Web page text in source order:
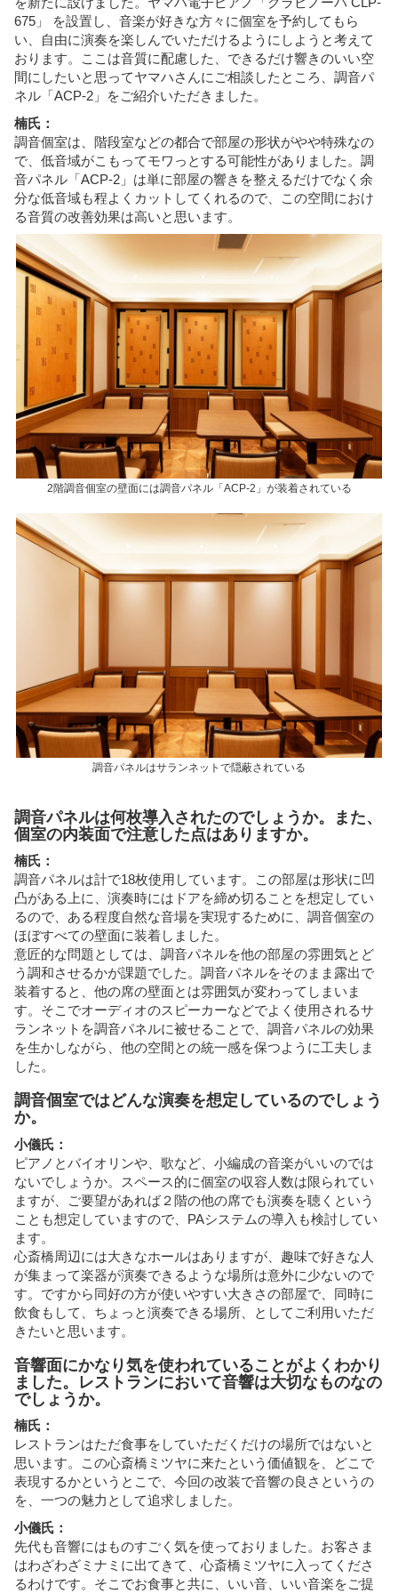
675」 を設置し、音楽が好きな方々に個室を予約してもら
い、自由に演奏を楽しんでいただけるようにしようと考えて
おります。ここは音質に配慮した、できるだけ響きのいい空
間にしたいと思ってヤマハさんにご相談したところ、調音パ
ネル「ACP-2」をご紹介いただきました。
楠氏：
調音個室は、階段室などの都合で部屋の形状がやや特殊なの
で、低音域がこもってモワっとする可能性がありました。調
音パネル「ACP-2」は単に部屋の響きを整えるだけでなく余
分な低音域も程よくカットしてくれるので、この空間におけ
る音質の改善効果は高いと思います。
2階調音個室の壁面には調音パネル「ACP-2」が装着されている
調音パネルはサランネットで隠蔽されている
調音パネルは何枚導入されたのでしょうか。また、
個室の内装面で注意した点はありますか。
楠氏：
調音パネルは計で18枚使用しています。この部屋は形状に凹
凸がある上に、演奏時にはドアを締め切ることを想定してい
るので、ある程度自然な音場を実現するために、調音個室の
ほぼすべての壁面に装着しました。
意匠的な問題としては、調音パネルを他の部屋の雰囲気とど
う調和させるかが課題でした。調音パネルをそのまま露出で
装着すると、他の席の壁面とは雰囲気が変わってしまいま
す。そこでオーディオのスピーカーなどでよく使用されるサ
ランネットを調音パネルに被せることで、調音パネルの効果
を生かしながら、他の空間との統一感を保つように工夫しま
した。
調音個室ではどんな演奏を想定しているのでしょう
か。
小儀氏：
ピアノとバイオリンや、歌など、小編成の音楽がいいのでは
ないでしょうか。スペース的に個室の収容人数は限られてい
ますが、ご要望があれば２階の他の席でも演奏を聴くという
ことも想定していますので、PAシステムの導入も検討してい
ます。
心斎橋周辺には大きなホールはありますが、趣味で好きな人
が集まって楽器が演奏できるような場所は意外に少ないので
す。ですから同好の方が使いやすい大きさの部屋で、同時に
飲食もして、ちょっと演奏できる場所、としてご利用いただ
きたいと思います。
音響面にかなり気を使われていることがよくわかり
ました。レストランにおいて音響は大切なものなの
でしょうか。
楠氏：
レストランはただ食事をしていただくだけの場所ではないと
思います。この心斎橋ミツヤに来たという価値観を、どこで
表現するかというとこで、今回の改装で音響の良さというの
を、一つの魅力として追求しました。
小儀氏：
先代も音響にはものすごく気を使っておりました。お客さま
はわざわざミナミに出てきて、心斎橋ミツヤに入ってくださ
るわけです。そこでお食事と共に、いい音、いい音楽をご提